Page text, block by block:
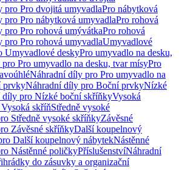
pro Pro dvojitá umyvadlaPro nábytková
pro Pro nábytková umyvadlaPro rohová
pro Pro rohová umývátkaPro rohová
pro Pro rohová umyvadlaUmyvadlové
Umyvadlové deskyPro umyvadlo na desku,
Pro umyvadlo na desku, tvar mísyPro
Náhradní díly pro Pro umyvadlo na
prvkyNáhradní díly pro Boční prvkyNízké
díly pro Nízké boční skříňkyVysoká
skříňStředně vysoké
Středně vysoké skříňkyZávěsné
Závěsné skříňkyDalší koupelnový
Další koupelnový nábytekNástěnné
Nástěnné poličkyPříslušenstvíNáhradní
do zásuvky a organizační